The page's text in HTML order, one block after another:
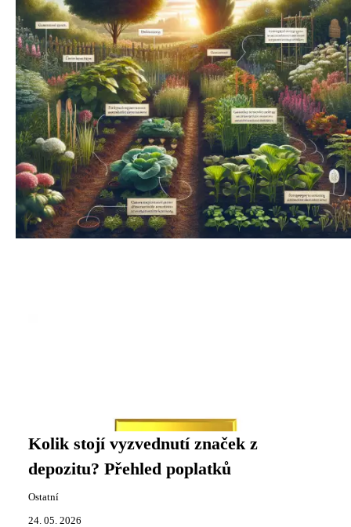
Kolik stojí vyzvednutí značek z
depozitu? Přehled poplatků
Ostatní
24. 05. 2026